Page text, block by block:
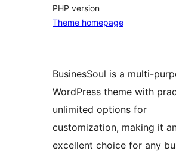
PHP version
Theme homepage
BusinesSoul is a multi-
WordPress theme with
unlimited options for
customization, making it
excellent choice for any